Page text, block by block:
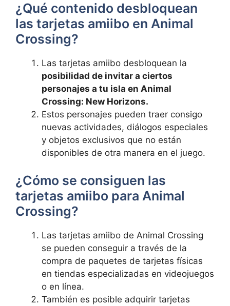
¿Qué contenido ‌desbloquean
las tarjetas amiibo en ⁢Animal
Crossing?
Las tarjetas amiibo desbloquean la
posibilidad de invitar‌ a⁣ ciertos
personajes a tu isla en Animal
Crossing: New Horizons.
Estos personajes pueden traer consigo
nuevas actividades, diálogos ​especiales
y objetos exclusivos que⁣ no están
disponibles ​de otra manera ‍en el juego.
¿Cómo se consiguen las
tarjetas amiibo para ‌Animal
Crossing?
Las tarjetas amiibo de Animal Crossing
se pueden conseguir⁤ a través de ​la
⁢compra⁣ de​ paquetes de tarjetas físicas
⁤en tiendas especializadas en‍ videojuegos​
o en​ línea.
También es posible adquirir tarjetas